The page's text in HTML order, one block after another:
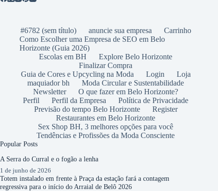
#6782 (sem título) anuncie sua empresa
Carrinho
Como Escolher uma Empresa de SEO em Belo
Horizonte (Guia 2026)
Escolas em BH
Explore Belo Horizonte
Finalizar Compra
Guia de Cores e Upcycling na Moda
Login
Loja
maquiador bh
Moda Circular e Sustentabilidade
Newsletter
O que fazer em Belo Horizonte?
Perfil
Perfil da Empresa
Política de Privacidade
Previsão do tempo Belo Horizonte
Register
Restaurantes em Belo Horizonte
Sex Shop BH, 3 melhores opções para você
Tendências e Profissões da Moda Consciente
Popular Posts
A Serra do Curral e o fogão a lenha
1 de junho de 2026
Totem instalado em frente à Praça da estação fará a contagem
regressiva para o início do Arraial de Belô 2026